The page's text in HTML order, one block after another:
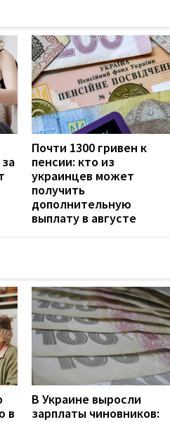
Почти 1300 гривен к
пенсии: кто из
украинцев может
получить
дополнительную
выплату в августе
в
В Украине выросли
зарплаты чиновников: